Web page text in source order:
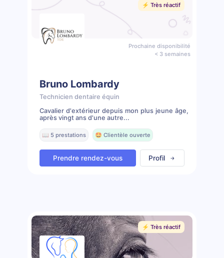
⚡️ Très réactif
Prochaine disponibilité
< 3 semaines
Bruno Lombardy
Technicien dentaire équin
Cavalier d'extérieur depuis mon plus jeune âge,
après vingt ans d'une autre...
📖 5 prestations 🤩 Clientèle ouverte
Prendre rendez-vous Profil
⚡️ Très réactif